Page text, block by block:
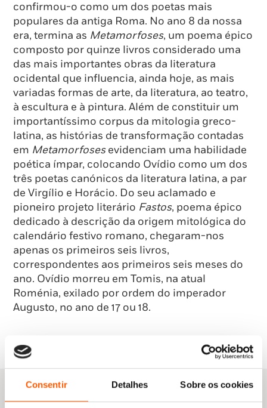
Consentir Detalhes Sobre os cookies
confirmou-o como um dos poetas mais
populares da antiga Roma. No ano 8 da nossa
era, termina as Metamorfoses, um poema épico
composto por quinze livros considerado uma
das mais importantes obras da literatura
ocidental que influencia, ainda hoje, as mais
variadas formas de arte, da literatura, ao teatro,
à escultura e à pintura. Além de constituir um
importantíssimo corpus da mitologia greco-
latina, as histórias de transformação contadas
em Metamorfosesevidenciam uma habilidade
poética ímpar, colocando Ovídio como um dos
três poetas canónicos da literatura latina, a par
de Virgílio e Horácio. Do seu aclamado e
pioneiro projeto literário Fastos, poema épico
dedicado à descrição da origem mitológica do
calendário festivo romano, chegaram-nos
apenas os primeiros seis livros,
correspondentes aos primeiros seis meses do
ano. Ovídio morreu em Tomis, na atual
Roménia, exilado por ordem do imperador
Augusto, no ano de 17 ou 18.